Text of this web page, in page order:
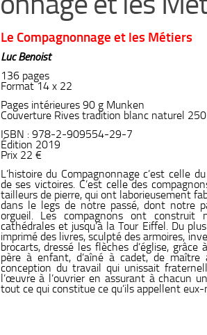
Le Compagnonnage et les Métiers
Luc Benoist
136 pages
Format 14 x 22
Pages intérieures 90 g Munken
Couverture Rives tradition blanc naturel
ISBN : 978-2-909554-29-7
Édition 2019
Prix 22 €
L’histoire du Compagnonnage c’est celle
de ses victoires. C’est celle des
tailleurs de pierre, qui ont laborieusement
dans le legs de notre passé, dont notre
orgueil. Les compagnons ont
cathédrales et jusqu’à la Tour Eiffel. Du
imprimé des livres, sculpté des armoires,
brocarts, dressé les flèches d’église,
père à enfant, d’aîné à cadet, de maître
conception du travail qui unissait
l’œuvre à l’ouvrier en assurant à chacun
tout ce qui constitue ce qu’ils appellent